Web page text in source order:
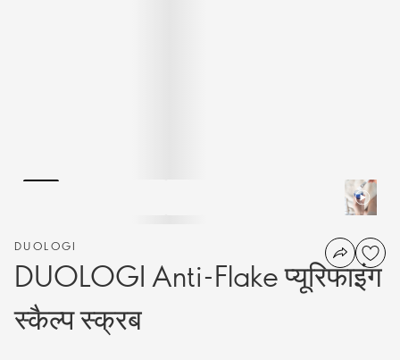
DUOLOGI
DUOLOGI Anti-Flake प्यूरिफाइंग
स्कैल्प स्क्रब